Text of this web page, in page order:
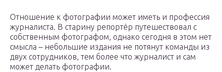
Отношение к фотографии может иметь и профессия
журналиста. В старину репортёр путешествовал с
собственным фотографом, однако сегодня в этом нет
смысла – небольшие издания не потянут команды из
двух сотрудников, тем более что журналист и сам
может делать фотографии.